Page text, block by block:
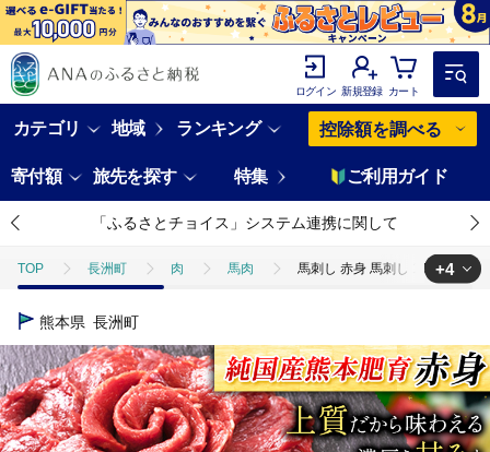
ログイン 新規登録 カート
カテゴリ 地域 ランキング 控除額を調べる
寄付額 旅先を探す 特集 ご利用ガイド
「ふるさとチョイス」システム連携に関して
TOP 長洲町 肉 馬肉 馬刺し 赤身 馬刺し 1.5kg【純
TOP
TOP 肉 馬肉 馬刺し 赤身 馬刺し 1.5kg【純 国産 熊本 肥育
TOP 肉 馬肉 馬刺し 馬刺し 赤身 馬刺し 1.5kg【純
TOP 肉 馬肉 ほかの馬肉 馬刺し 赤身 馬刺し 1.5kg
+4
熊本県 長洲町